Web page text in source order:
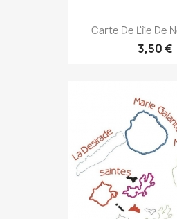
Carte De L'île De
3,50 €